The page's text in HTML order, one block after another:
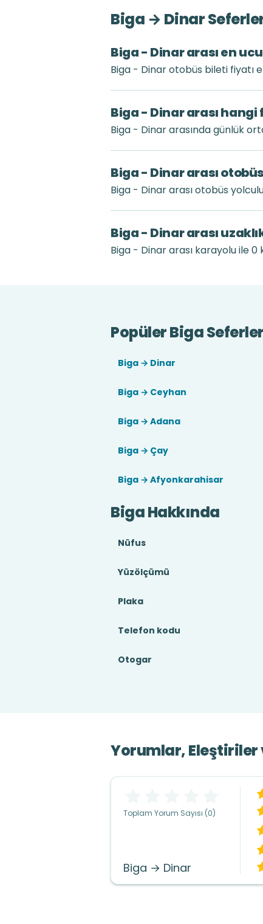
Biga → Dinar
Biga - Dinar arası en
Biga - Dinar otobüs bileti fiyatı
Biga - Dinar arası
Biga - Dinar arasında günlük
Biga - Dinar arası
Biga - Dinar arası otobüs
Biga - Dinar arası
Biga - Dinar arası karayolu ile 0
Popüler Biga
Biga → Dinar
Biga → Ceyhan
Biga → Adana
Biga → Çay
Biga → Afyonkarahisar
Biga Hakkında
Nüfus
Yüzölçümü
Plaka
Telefon kodu
Otogar
Yorumlar, Eleştiriler
Toplam Yorum Sayısı (0)
Biga → Dinar